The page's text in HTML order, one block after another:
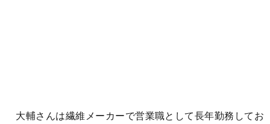
大輔さんは繊維メーカーで営業職として長年勤務してお